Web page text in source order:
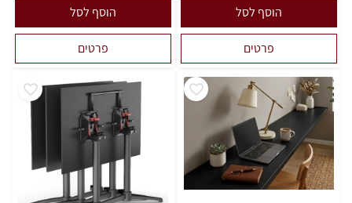
הוסף לסל
פרטים
הוסף לסל
פרטים